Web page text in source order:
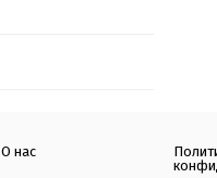
О нас